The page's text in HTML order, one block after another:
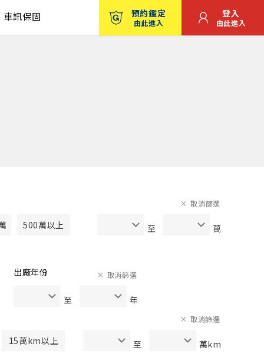
車訊保固 預約鑑定
由此進入
登入
由此進入
500萬以上 至 萬
取消篩選
出廠年份
至 年
取消篩選
15萬km以上 至 萬km
取消篩選